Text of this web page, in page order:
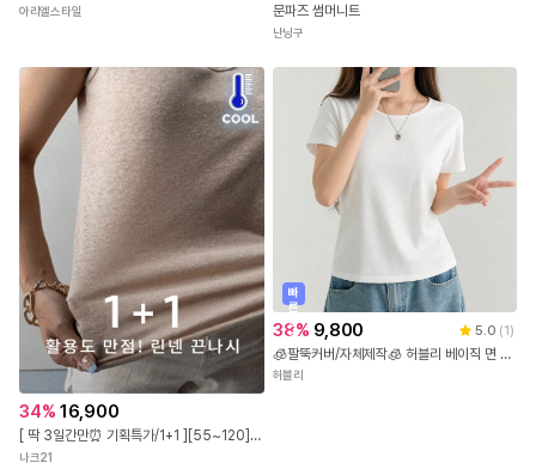
아리엘스타일 문파즈 썸머니트
난닝구
34% 16,900
[ 딱 3일간만⏰ 기획특가/1+1 ][55~120] REAL린넨 터치감에 스판까지 좋은 V컷 나시 #NAK MADE.
나크21
빠
른
출
발
38% 9,800 5.0 (1)
🧊팔뚝커버/자체제작🧊 허블리 베이직 면 스판 유넥 무지 반팔 티셔츠 데일리 기본 랍빠넥 반팔티
허블리